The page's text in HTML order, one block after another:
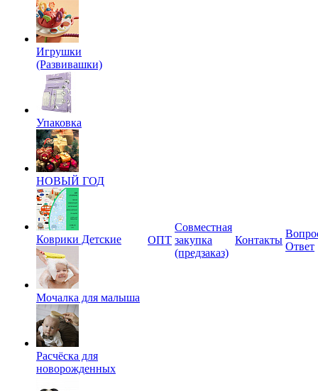
Игрушки
(Развивашки)
Упаковка
НОВЫЙ ГОД
Коврики Детские
Мочалка для малыша
Расчёска для
новорожденных
ОПТ
Совместная
закупка
(предзаказ)
Контакты
Ответ